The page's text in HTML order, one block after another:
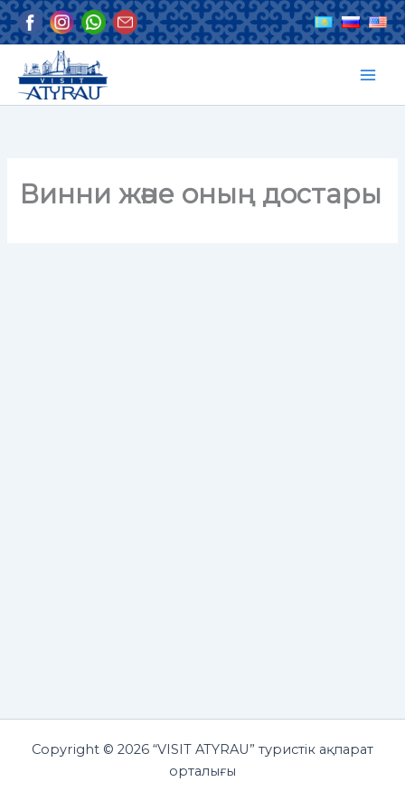
Skip
to
Винни және оның достары
Copyright © 2026 “VISIT ATYRAU” туристік ақпарат
орталығы